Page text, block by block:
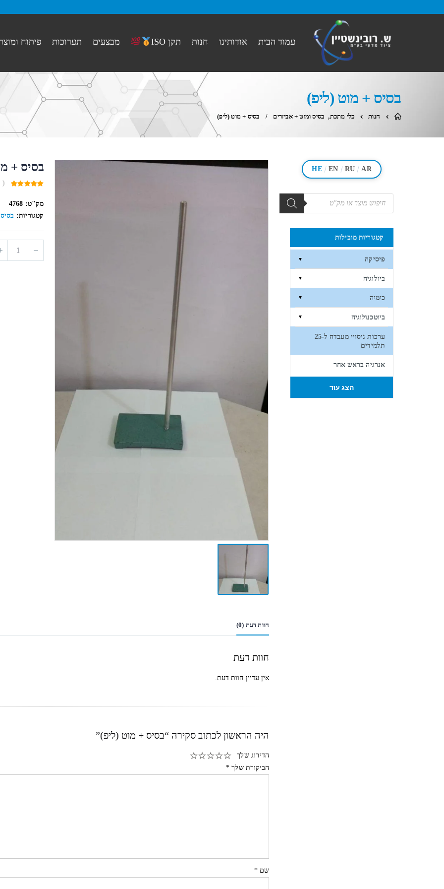
עמוד הבית אודותינו חנות תקן ISO מבצעים תערוכות פיתוח
בסיס + מוט (ליפ)
חנות כלי מתכת, בסיס ומוט + אביזרים בסיס + מוט (ליפ)
בסיס +
out
of
5
(
מק"ט: 4768
קטגוריות:
חוות דעת (0)
חוות דעת
אין עדיין חוות דעת.
היה הראשון לכתוב סקירה “בסיס + מוט (ליפ)”
הדירוג שלך
הביקורת שלך *
שם*
HE / EN / RU / AR
מוצרים
search
קטגוריות מובילות
פיסיקה ▼
ביולוגיה ▼
כימיה ▼
ביוטכנולוגיה ▼
ערכות ניסויי מעבדה ל-25
תלמידים
אנרגיה בראש אחר
הצג עוד